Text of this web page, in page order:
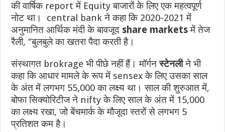
की वार्षिक report में Equity बाजारों के लिए एक महत्वपूर्ण
नोट था।
central bank ने कहा कि 2020-2021 में
अनुमानित आर्थिक मंदी के बावजूद share marketsमें तेज
रैली, “बुलबुले का खतरा पैदा करती है।
संस्थागत brokrage भी पीछे नहीं हैं। मॉर्गनस्टेनलीने भी
कहा कि आधार मामले के रूप में sensex के लिए उसका साल
के अंत में लगभग 55,000 का लक्ष्य था। साल की शुरुआत में,
बोफा सिक्योरिटीज ने nifty के लिए साल के अंत में 15,000
का लक्ष्य रखा, जो बेंचमार्क के मौजूदा स्तरों से लगभग 5
प्रतिशत कम है।